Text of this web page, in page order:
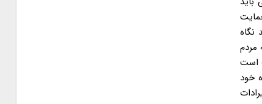
نگاه
مردم
است
خود